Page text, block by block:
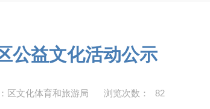
公益文化活动公示
区文化体育和旅游局 浏览次数： 82